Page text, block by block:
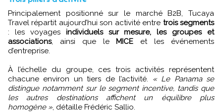
Principalement positionné sur le marché B2B, Tucaya
Travel répartit aujourd’hui son activité entre trois segments
: les voyages individuels sur mesure, les groupes et
associations, ainsi que le MICE et les événements
d’entreprise.
À l’échelle du groupe, ces trois activités représentent
chacune environ un tiers de l’activité. « Le Panama se
distingue notamment sur le segment incentive, tandis que
les autres destinations affichent un équilibre plus
homogène », détaille Frédéric Sallio.